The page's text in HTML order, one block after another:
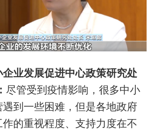
发展促进中心政策研究处
尽管受到疫情影响，很多中小
到一些困难，但是各地政府
的重视程度、支持力度在不